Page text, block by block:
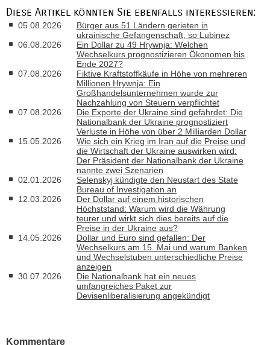
Diese Artikel könnten Sie ebenfalls interessieren:
05.08.2026
Bürger aus 51 Ländern gerieten in
ukrainische Gefangenschaft, so Lubinez
06.08.2026
Ein Dollar zu 49 Hrywnja: Welchen
Wechselkurs prognostizieren Ökonomen bis
Ende 2027?
07.08.2026
Fiktive Kraftstoffkäufe in Höhe von mehreren
Millionen Hrywnja: Ein
Großhandelsunternehmen wurde zur
Nachzahlung von Steuern verpflichtet
07.08.2026
Die Exporte der Ukraine sind gefährdet: Die
Nationalbank der Ukraine prognostiziert
Verluste in Höhe von über 2 Milliarden Dollar
15.05.2026
Wie sich ein Krieg im Iran auf die Preise und
die Wirtschaft der Ukraine auswirken wird:
Der Präsident der Nationalbank der Ukraine
nannte zwei Szenarien
02.01.2026
Selenskyj kündigte den Neustart des State
Bureau of Investigation an
12.03.2026
Der Dollar auf einem historischen
Höchststand: Warum wird die Währung
teurer und wirkt sich dies bereits auf die
Preise in der Ukraine aus?
14.05.2026
Dollar und Euro sind gefallen: Der
Wechselkurs am 15. Mai und warum Banken
und Wechselstuben unterschiedliche Preise
anzeigen
30.07.2026
Die Nationalbank hat ein neues
umfangreiches Paket zur
Devisenliberalisierung angekündigt
Kommentare